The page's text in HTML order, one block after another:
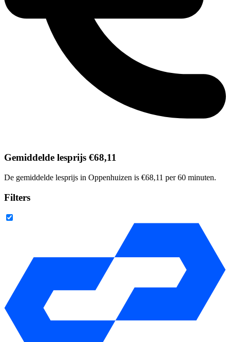
Gemiddelde lesprijs €68,11
De gemiddelde lesprijs in Oppenhuizen is €68,11 per 60 minuten.
Filters